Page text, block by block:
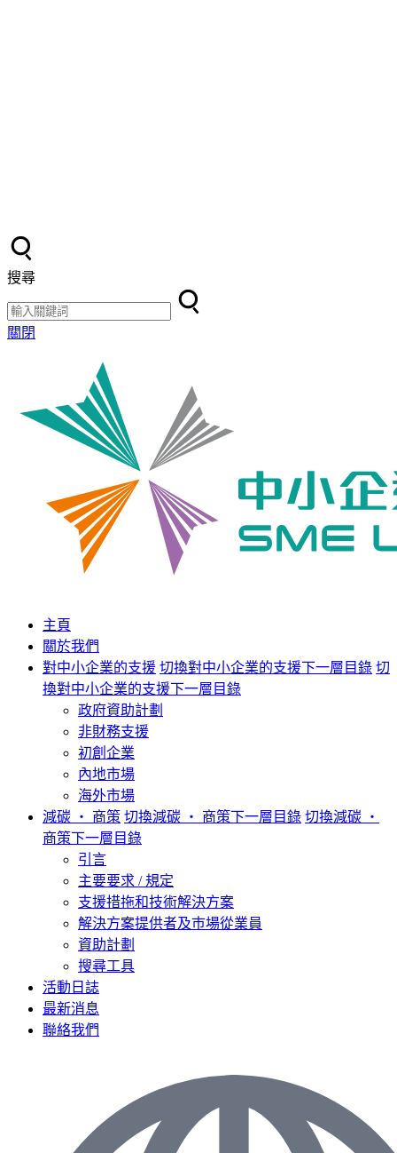
搜尋
關閉
主頁
關於我們
對中小企業的支援 切換對中小企業的支援下一層目錄 切
換對中小企業的支援下一層目錄
政府資助計劃
非財務支援
初創企業
內地市場
海外市場
減碳 ‧ 商策 切換減碳 ‧ 商策下一層目錄 切換減碳 ‧
商策下一層目錄
引言
主要要求 / 規定
支援措拖和技術解決方案
解決方案提供者及巿場從業員
資助計劃
搜尋工具
活動日誌
最新消息
聯絡我們